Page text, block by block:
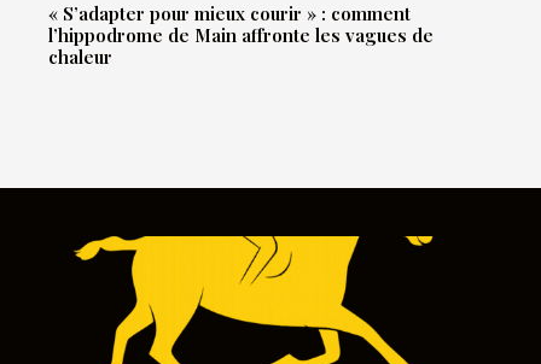
« S’adapter pour mieux courir » : comment
l’hippodrome de Main affronte les vagues de
chaleur